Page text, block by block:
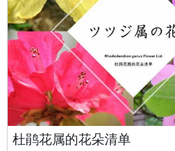
杜鹃花属的花朵清单